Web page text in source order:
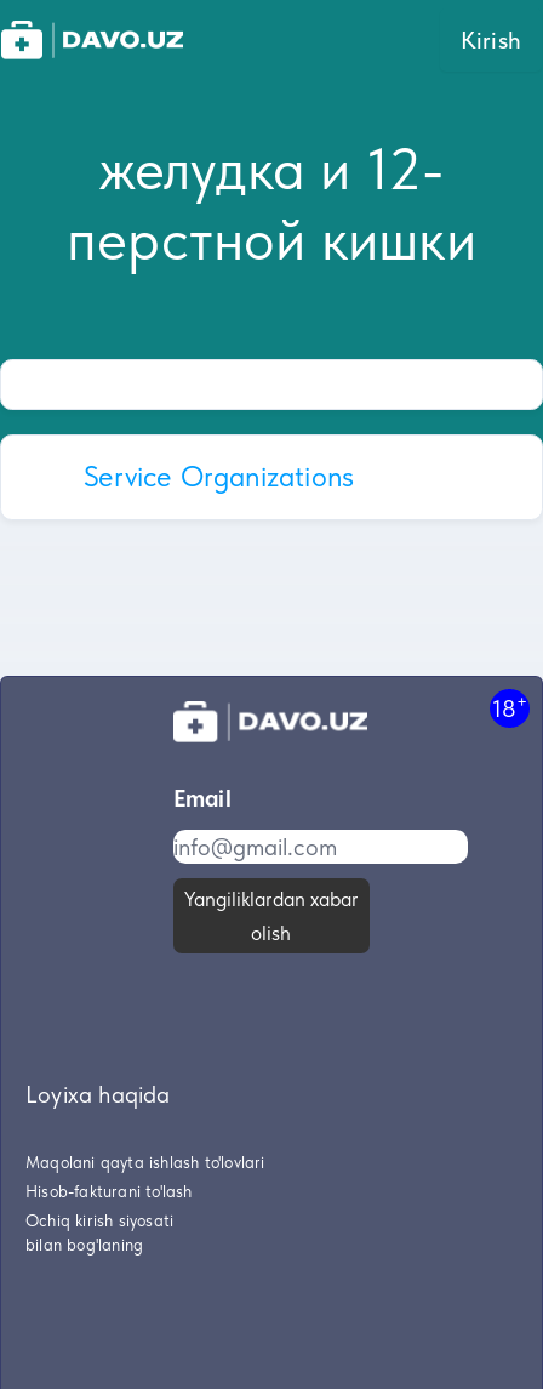
Kirish
желудка и 12-
перстной кишки
Service Organizations
18+
Email
Yangiliklardan xabar
olish
Loyixa haqida
Maqolani qayta ishlash to'lovlari
Hisob-fakturani to'lash
Ochiq kirish siyosati
bilan bog'laning